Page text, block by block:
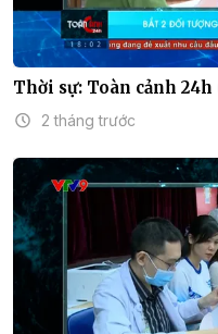
Thời sự: Toàn cảnh 24h
2 tháng trước